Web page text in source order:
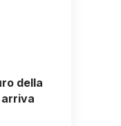
della
arriva